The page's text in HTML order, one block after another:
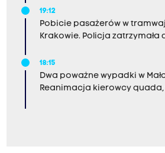
19:12
Pobicie pasażerów w
Krakowie. Policja zatrzymała
18:15
Dwa poważne wypadki w
Reanimacja kierowcy quada,